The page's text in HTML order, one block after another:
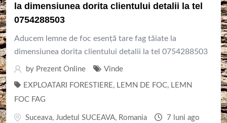
la dimensiunea dorita clientului detalii la tel
0754288503
Aducem lemne de foc esență tare fag tăiate la
dimensiunea dorita clientului detalii la tel 0754288503
by Prezent Online Vinde
EXPLOATARI FORESTIERE , LEMN DE FOC, LEMN
FOC FAG
Suceava, Judetul SUCEAVA, Romania 7 luni ago